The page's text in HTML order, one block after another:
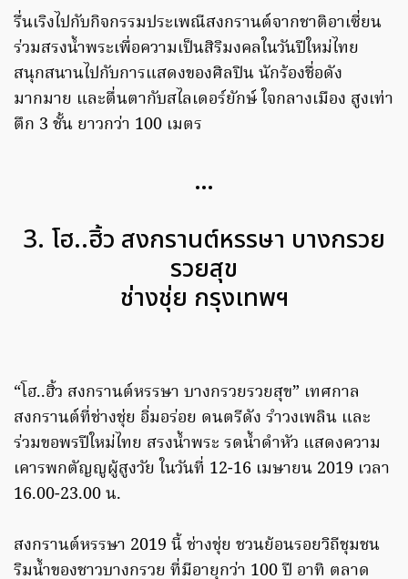
รื่นเริงไปกับกิจกรรมประเพณีสงกรานต์จากชาติอาเซี่ยน
ร่วมสรงน้ำพระเพื่อความเป็นสิริมงคลในวันปีใหม่ไทย
สนุกสนานไปกับการแสดงของศิลปิน นักร้องชื่อดัง
มากมาย และตื่นตากับสไลเดอร์ยักษ์ ใจกลางเมือง สูงเท่า
ตึก 3 ชั้น ยาวกว่า 100 เมตร
…
3. โฮ..ฮิ้ว สงกรานต์หรรษา บางกรวย
รวยสุข
ช่างชุ่ย กรุงเทพฯ
“โฮ..ฮิ้ว สงกรานต์หรรษา บางกรวยรวยสุข” เทศกาล
สงกรานต์ที่ช่างชุ่ย อิ่มอร่อย ดนตรีดัง รำวงเพลิน และ
ร่วมขอพรปีใหม่ไทย สรงน้ำพระ รดน้ำดำหัว แสดงความ
เคารพกตัญญูผู้สูงวัย ในวันที่ 12-16 เมษายน 2019 เวลา
16.00-23.00 น.
สงกรานต์หรรษา 2019 นี้ ช่างชุ่ย ชวนย้อนรอยวิถีชุมชน
ริมน้ำของชาวบางกรวย ที่มีอายุกว่า 100 ปี อาทิ ตลาด